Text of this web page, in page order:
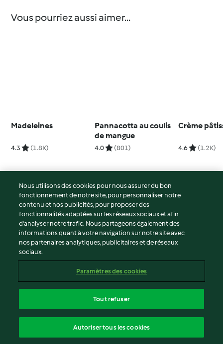
Vous pourriez aussi aimer...
Madeleines
4.3 (1.8K)
Pannacotta au coulis
de mangue
4.0 (801)
Crème
4.6 (1.2K)
© Copyright 2026
Conditions d'utilisation
Politique de confidentialité
Non-responsabilité
Mentions légales
Contenu du rapport
Déclaration d'accessibilité
Nous utilisons des cookies pour nous assurer du bon
fonctionnement de notre site, pour personnaliser notre
contenu et nos publicités, pour proposer des
fonctionnalités adaptées sur les réseaux sociaux et afin
d’analyser notre trafic. Nous partageons également des
informations quant à votre navigation sur notre site avec
nos partenaires analytiques, publicitaires et de réseaux
sociaux.
Paramètres des cookies
Tout refuser
Autoriser tous les cookies